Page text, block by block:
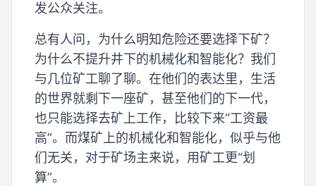
发公众关注。
总有人问，为什么明知危险还要选择下矿？
为什么不提升井下的机械化和智能化？我们
与几位矿工聊了聊。在他们的表达里，生活
的世界就剩下一座矿，甚至他们的下一代，
也只能选择去矿上工作，比较下来“工资最
高”。而煤矿上的机械化和智能化，似乎与他
们无关，对于矿场主来说，用矿工更“划
算”。